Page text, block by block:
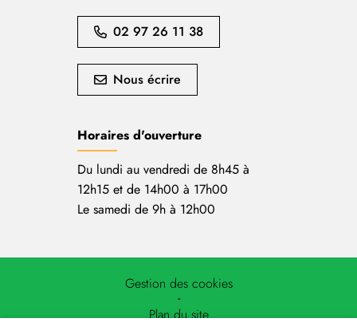
02 97 26 11 38
Nous écrire
Horaires d'ouverture
Du lundi au vendredi de 8h45 à
12h15 et de 14h00 à 17h00
Le samedi de 9h à 12h00
Gestion des cookies
Plan du site